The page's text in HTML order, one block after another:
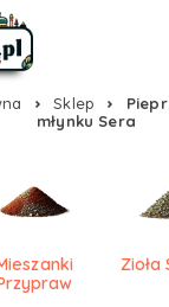
Sklep
młynku Sera
Zioła